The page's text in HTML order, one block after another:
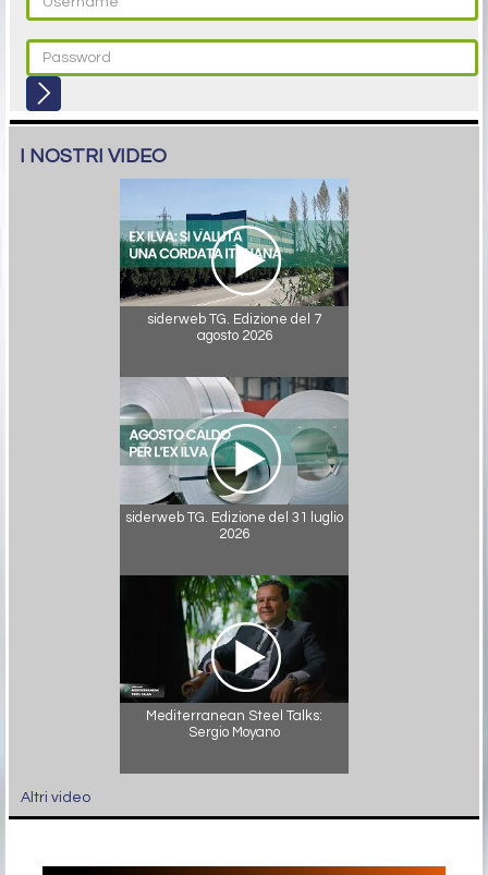
I NOSTRI VIDEO
siderweb TG. Edizione del 7
agosto 2026
siderweb TG. Edizione del 31 luglio
2026
Mediterranean Steel Talks:
Sergio Moyano
Altri video